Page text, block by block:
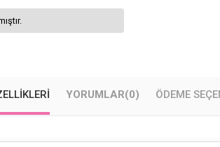
YORUMLAR(0) ÖDEME